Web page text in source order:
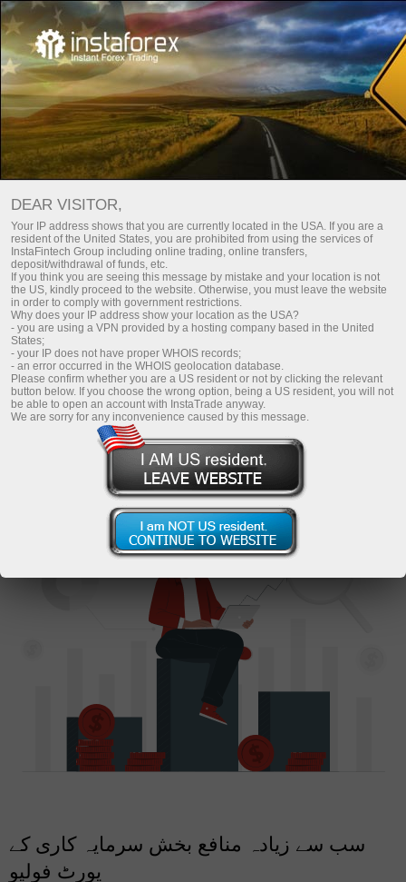
سمارٹ سرمایہ کاری
کم سے کم سرمایہ کاری کے ساتھ 90
دنوں میں 32% کمائیں
منافع بخش سرمایہ کاری کے پورٹ فولیو۔ عالمی اسٹاک ایکسچینج تک
رسائی۔ 10 سال کا تجربہ رکھنے والے ماہرین۔ جب آپ کماتے ہیں
تو ہم کماتے ہیں
سرمایہ کار بنیں
مشاورت کی درخواست کریں
سب سے زیادہ منافع بخش سرمایہ کاری کے
پورٹ فولیو
DEAR VISITOR,
Your IP address shows that you are currently located in the USA. If you are a
resident of the United States, you are prohibited from using the services of
InstaFintech Group including online trading, online transfers,
deposit/withdrawal of funds, etc.
If you think you are seeing this message by mistake and your location is not
the US, kindly proceed to the website. Otherwise, you must leave the website
in order to comply with government restrictions.
Why does your IP address show your location as the USA?
- you are using a VPN provided by a hosting company based in the United
States;
- your IP does not have proper WHOIS records;
- an error occurred in the WHOIS geolocation database.
Please confirm whether you are a US resident or not by clicking the relevant
button below. If you choose the wrong option, being a US resident, you will not
be able to open an account with InstaTrade anyway.
We are sorry for any inconvenience caused by this message.